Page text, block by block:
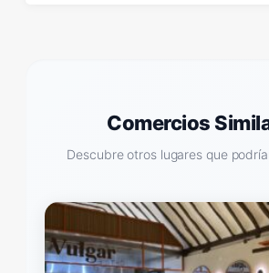
Comercios
Descubre otros lugares que